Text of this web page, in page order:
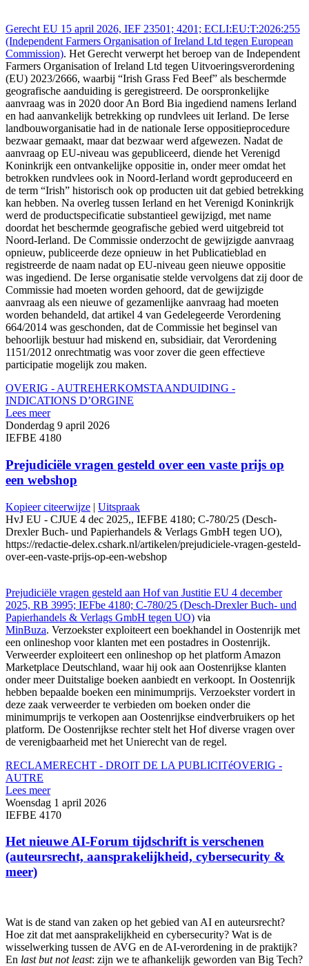
Gerecht EU 15 april 2026, IEF 23501; 4201; ECLI:EU:T:2026:255
(Independent Farmers Organisation of Ireland Ltd tegen European
Commission). Het Gerecht verwerpt het beroep van de Independent
Farmers Organisation of Ireland Ltd tegen Uitvoeringsverordening
(EU) 2023/2666, waarbij “Irish Grass Fed Beef” als beschermde
geografische aanduiding is geregistreerd. De oorspronkelijke
aanvraag was in 2020 door An Bord Bia ingediend namens Ierland
en had aanvankelijk betrekking op rundvlees uit Ierland. De Ierse
landbouworganisatie had in de nationale Ierse oppositieprocedure
bezwaar gemaakt, maar dat bezwaar werd afgewezen. Nadat de
aanvraag op EU-niveau was gepubliceerd, diende het Verenigd
Koninkrijk een ontvankelijke oppositie in, onder meer omdat het
betrokken rundvlees ook in Noord-Ierland wordt geproduceerd en
de term “Irish” historisch ook op producten uit dat gebied betrekking
kan hebben. Na overleg tussen Ierland en het Verenigd Koninkrijk
werd de productspecificatie substantieel gewijzigd, met name
doordat het beschermde geografische gebied werd uitgebreid tot
Noord-Ierland. De Commissie onderzocht de gewijzigde aanvraag
opnieuw, publiceerde deze opnieuw in het Publicatieblad en
registreerde de naam nadat op EU-niveau geen nieuwe oppositie
was ingediend. De Ierse organisatie stelde vervolgens dat zij door de
Commissie had moeten worden gehoord, dat de gewijzigde
aanvraag als een nieuwe of gezamenlijke aanvraag had moeten
worden behandeld, dat artikel 4 van Gedelegeerde Verordening
664/2014 was geschonden, dat de Commissie het beginsel van
behoorlijk bestuur had miskend en, subsidiair, dat Verordening
1151/2012 onrechtmatig was voor zover die geen effectieve
participatie mogelijk zou maken.
OVERIG - AUTREHERKOMSTAANDUIDING -
INDICATIONS D’ORGINE
Lees meer
Donderdag 9 april 2026
IEFBE 4180
Prejudiciële vragen gesteld over een vaste prijs op
een webshop
Kopieer citeerwijze | Uitspraak
HvJ EU - CJUE 4 dec 2025,, IEFBE 4180; C-780/25 (Desch-
Drexler Buch- und Papierhandels & Verlags GmbH tegen UO),
https://redactie-delex.cshark.nl/artikelen/prejudiciele-vragen-gesteld-
over-een-vaste-prijs-op-een-webshop
Prejudiciële vragen gesteld aan Hof van Justitie EU 4 december
2025, RB 3995; IEFbe 4180; C-780/25 (Desch-Drexler Buch- und
Papierhandels & Verlags GmbH tegen UO) via
MinBuza. Verzoekster exploiteert een boekhandel in Oostenrijk met
een onlineshop voor klanten met een postadres in Oostenrijk.
Verweerder exploiteert een onlineshop op het platform Amazon
Marketplace Deutschland, waar hij ook aan Oostenrijkse klanten
onder meer Duitstalige boeken aanbiedt en verkoopt. In Oostenrijk
hebben bepaalde boeken een minimumprijs. Verzoekster vordert in
deze zaak verweerder te verbieden om boeken onder die
minimumprijs te verkopen aan Oostenrijkse eindverbruikers op het
platform. De Oostenrijkse rechter stelt het Hof diverse vragen over
de verenigbaarheid met het Unierecht van de regel.
RECLAMERECHT - DROIT DE LA PUBLICITéOVERIG -
AUTRE
Lees meer
Woensdag 1 april 2026
IEFBE 4170
Het nieuwe AI-Forum tijdschrift is verschenen
(auteursrecht, aansprakelijkheid, cybersecurity &
meer)
Wat is de stand van zaken op het gebied van AI en auteursrecht?
Hoe zit dat met aansprakelijkheid en cybersecurity? Wat is de
wisselwerking tussen de AVG en de AI-verordening in de praktijk?
En last but not least: zijn we te afhankelijk geworden van Big Tech?